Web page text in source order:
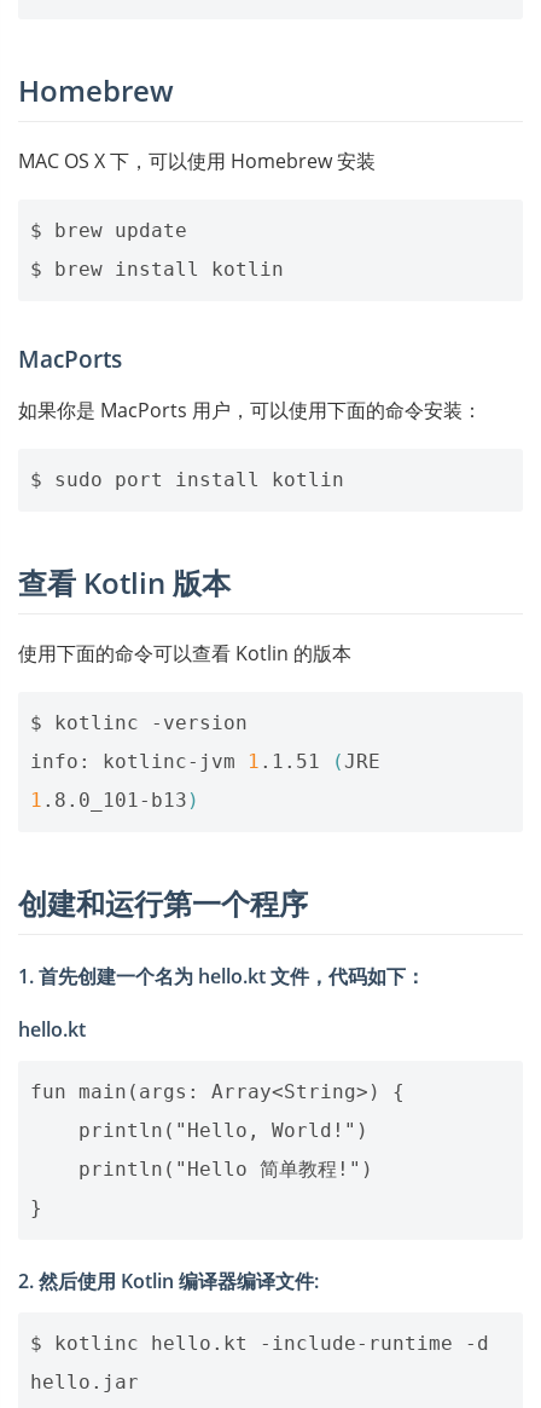
Homebrew
MAC OS X 下，可以使用 Homebrew 安装
$ brew update
MacPorts
如果你是 MacPorts 用户，可以使用下面的命令安装：
查看 Kotlin 版本
使用下面的命令可以查看 Kotlin 的版本
$ kotlinc -version
info: kotlinc-jvm
1 .1.51 (
1 .8.0_101-b13 )
创建和运行第一个程序
1. 首先创建一个名为 hello.kt 文件，代码如下：
hello.kt
fun main(args: Array<String>) {
2. 然后使用 Kotlin 编译器编译文件:
$ kotlinc hello.kt -include-runtime -d